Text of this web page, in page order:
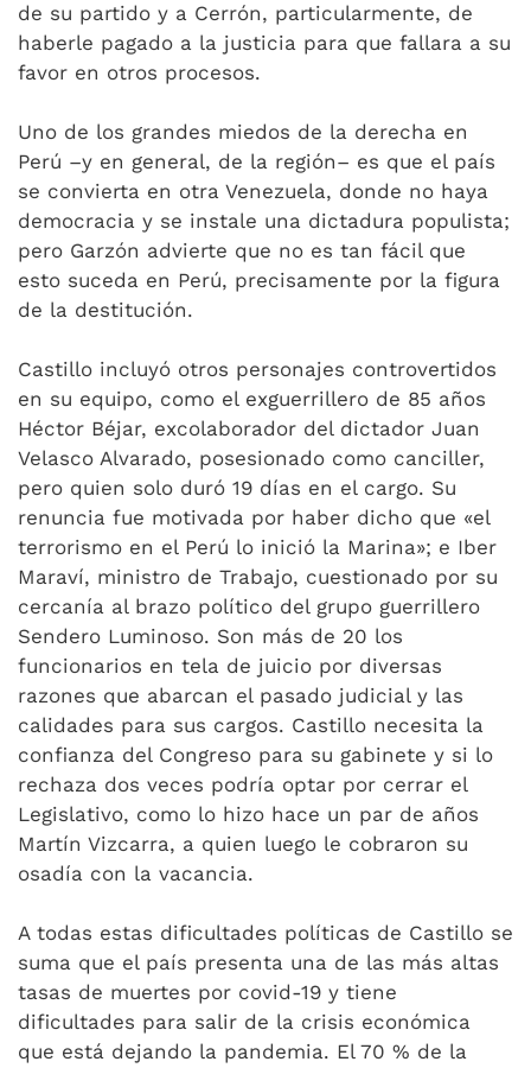
de su partido y a Cerrón, particularmente, de
haberle pagado a la justicia para que fallara a su
favor en otros procesos.
Uno de los grandes miedos de la derecha en
Perú –y en general, de la región– es que el país
se convierta en otra Venezuela, donde no haya
democracia y se instale una dictadura populista;
pero Garzón advierte que no es tan fácil que
esto suceda en Perú, precisamente por la figura
de la destitución.
Castillo incluyó otros personajes controvertidos
en su equipo, como el exguerrillero de 85 años
Héctor Béjar, excolaborador del dictador Juan
Velasco Alvarado, posesionado como canciller,
pero quien solo duró 19 días en el cargo. Su
renuncia fue motivada por haber dicho que «el
terrorismo en el Perú lo inició la Marina»; e Iber
Maraví, ministro de Trabajo, cuestionado por su
cercanía al brazo político del grupo guerrillero
Sendero Luminoso. Son más de 20 los
funcionarios en tela de juicio por diversas
razones que abarcan el pasado judicial y las
calidades para sus cargos. Castillo necesita la
confianza del Congreso para su gabinete y si lo
rechaza dos veces podría optar por cerrar el
Legislativo, como lo hizo hace un par de años
Martín Vizcarra, a quien luego le cobraron su
osadía con la vacancia.
A todas estas dificultades políticas de Castillo se
suma que el país presenta una de las más altas
tasas de muertes por covid-19 y tiene
dificultades para salir de la crisis económica
que está dejando la pandemia. El 70 % de la